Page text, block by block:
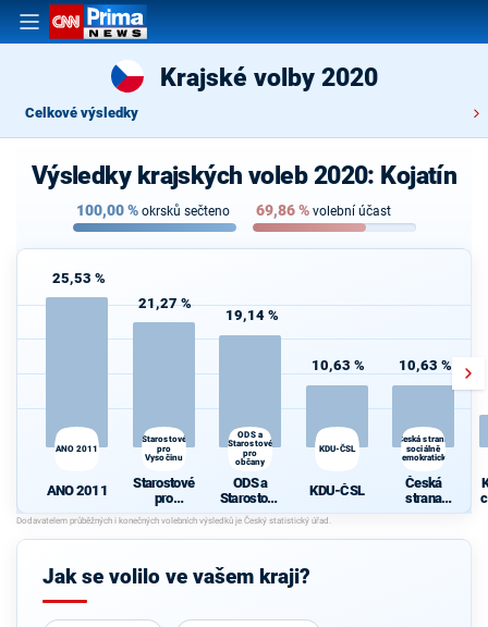
Krajské volby 2020
Celkové výsledky
Výsledky krajských voleb 2020: Kojatín
100,00% okrsků sečteno 69,86% volební účast
25,53 %
ANO 2011
ANO 2011
21,27 %
Starostové
pro
Vysočinu
Starostové
pro
Vysočinu
19,14 %
ODS a
Starostové
pro
občany
ODS a
Starostové
pro občany
10,63 %
KDU-ČSL
KDU-ČSL
10,63 %
Česká strana
sociálně
demokratická
Česká
strana
sociálně
cká
Jak se volilo ve vašem kraji?